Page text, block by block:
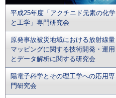
平成25年度「アクチニド元素の化学
と工学」専門研究会
原発事故被災地域における放射線量
マッピングに関する技術開発・運用
とデータ解析に関する研究会
陽電子科学とその理工学への応用専
門研究会